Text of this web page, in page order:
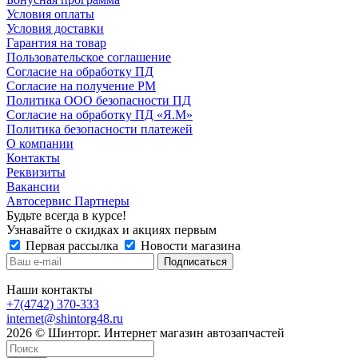
Условия оплаты
Условия доставки
Гарантия на товар
Пользовательское соглашение
Согласие на обработку ПД
Согласие на получение РМ
Политика ООО безопасности ПД
Согласие на обработку ПД «Я.М»
Политика безопасности платежей
О компании
Контакты
Реквизиты
Вакансии
Автосервис Партнеры
Будьте всегда в курсе!
Узнавайте о скидках и акциях первым
Первая рассылка
Новости магазина
Наши контакты
+7(4742) 370-333
internet@shintorg48.ru
2026 © Шинторг. Интернет магазин автозапчастей